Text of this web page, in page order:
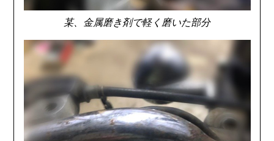
某、金属磨き剤で軽く磨いた部分